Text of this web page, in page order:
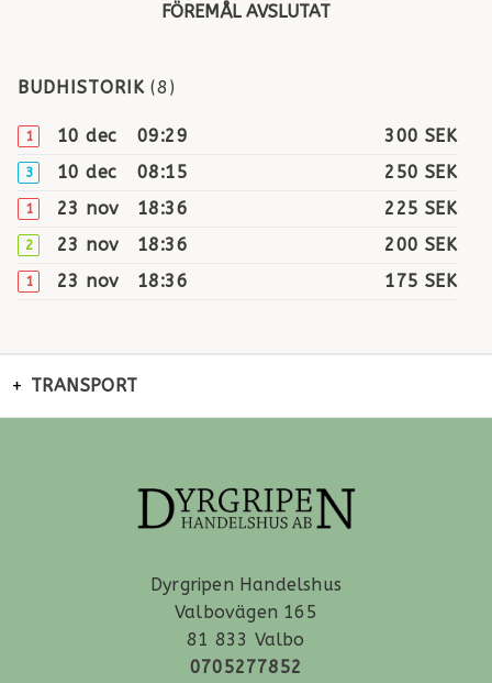
FÖREMÅL AVSLUTAT
BUDHISTORIK (8 )
1 10 dec 09:29 300 SEK
3 10 dec 08:15 250 SEK
1 23 nov 18:36 225 SEK
2 23 nov 18:36 200 SEK
1 23 nov 18:36 175 SEK
20 nov
TRANSPORT
Dyrgripen Handelshus
Valbovägen 165
81 833 Valbo
0705277852